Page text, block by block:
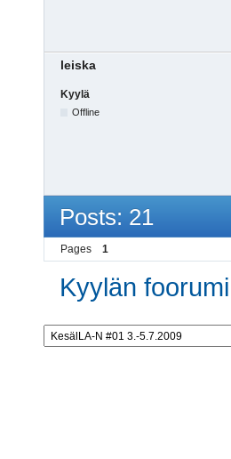
leiska
Kyylä
Offline
Posts: 21
Pages 1
Kyylän foorumi